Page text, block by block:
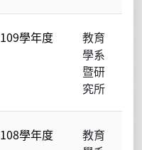
109學年度
教育
學系
暨研
究所
108學年度
教育